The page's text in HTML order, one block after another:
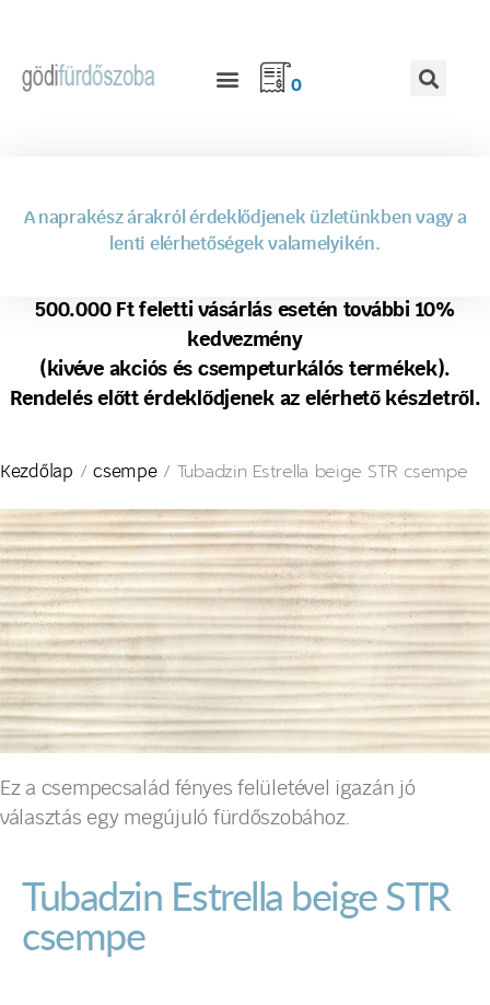
0
A naprakész árakról érdeklődjenek üzletünkben vagy a
lenti elérhetőségek valamelyikén.
500.000 Ft feletti vásárlás esetén további 10%
kedvezmény
(kivéve akciós és csempeturkálós termékek).
Rendelés előtt érdeklődjenek az elérhető készletről.
Kezdőlap /csempe/ Tubadzin Estrella beige STR csempe
Ez a csempecsalád fényes felületével igazán jó
választás egy megújuló fürdőszobához.
Tubadzin Estrella beige STR
csempe